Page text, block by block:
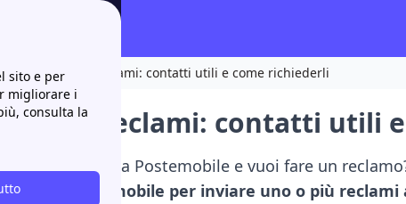
sito e per
migliorare i
consulta la
Postemobile reclami: contatti utili e come richiederli
reclami: contatti utili
disservizio da Postemobile e vuoi fare un
Postemobile per inviare uno o più reclami